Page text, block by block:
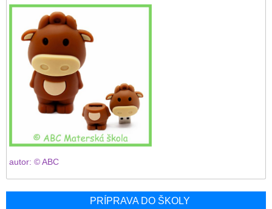
autor: © ABC
PRÍPRAVA DO ŠKOLY